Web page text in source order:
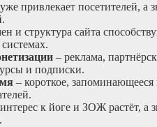
привлекает посетителей, а
и структура сайта
– реклама,
и подписки.
– короткое, запоминающееся
к йоге и ЗОЖ растёт, а